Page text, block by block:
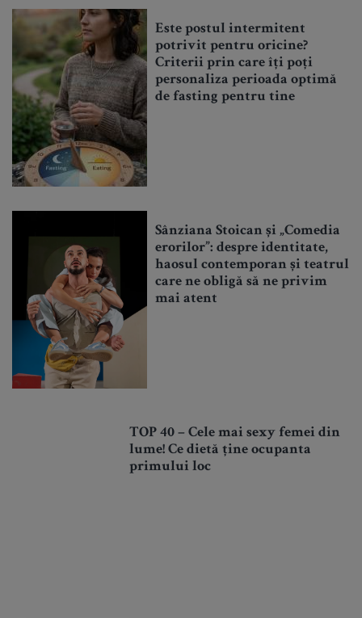
Este postul intermitent
potrivit pentru oricine?
Criterii prin care îți poți
personaliza perioada optimă
de fasting pentru tine
Sânziana Stoican și „Comedia
erorilor”: despre identitate,
haosul contemporan și teatrul
care ne obligă să ne privim
mai atent
TOP 40 – Cele mai sexy femei din
lume! Ce dietă ține ocupanta
primului loc